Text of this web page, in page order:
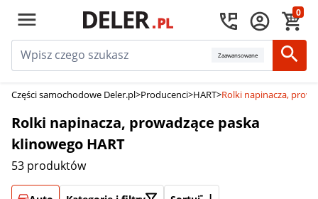
0
Zaawansowane
Części samochodowe Deler.pl>Producenci>HART>Rolki napinacza,
Rolki napinacza, prowadzące paska
klinowego HART
53 produktów